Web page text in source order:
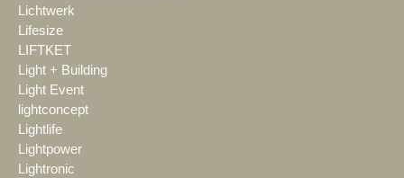
Lichtwerk
Lifesize
LIFTKET
Light + Building
Light Event
lightconcept
Lightlife
Lightpower
Lightronic